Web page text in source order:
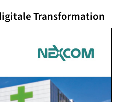
Transformation